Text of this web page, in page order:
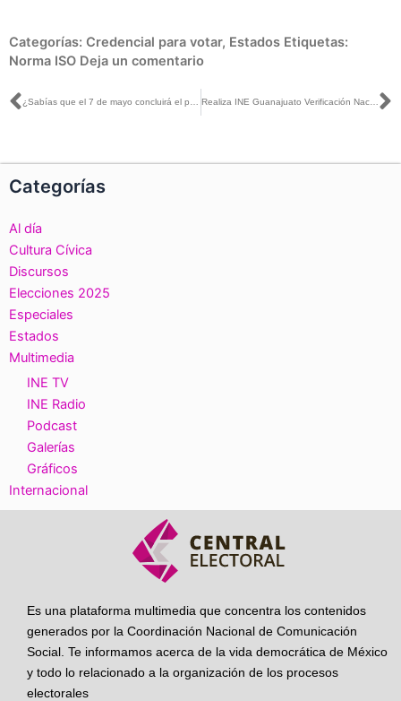
Categorías: Credencial para votar, Estados Etiquetas:
Norma ISO Deja un comentario
Ant Realiza INE Guanajuato Verificación Nacional Muestral 2023
Categorías
Al día
Cultura Cívica
Discursos
Elecciones 2025
Especiales
Estados
Multimedia
INE TV
INE Radio
Podcast
Galerías
Gráficos
Internacional
Es una plataforma multimedia que concentra los contenidos
generados por la Coordinación Nacional de Comunicación
Social. Te informamos acerca de la vida democrática de México
y todo lo relacionado a la organización de los procesos
electorales